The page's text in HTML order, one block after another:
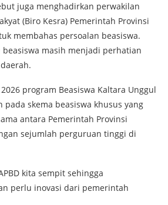
juga menghadirkan perwakilan
(Biro Kesra) Pemerintah Provinsi
membahas persoalan beasiswa.
beasiswa masih menjadi perhatian
program Beasiswa Kaltara Unggul
pada skema beasiswa khusus yang
antara Pemerintah Provinsi
sejumlah perguruan tinggi di
kita sempit sehingga
perlu inovasi dari pemerintah